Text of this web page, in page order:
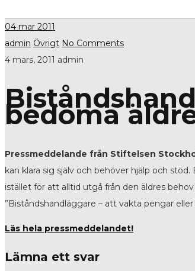
04 mar 2011
admin Övrigt No Comments
4 mars, 2011 admin
bedöma
Pressmeddelande från Stiftelsen
kan klara sig själv och behöver hjälp och
istället för att alltid utgå från den äldres
”Biståndshandläggare – att vakta pengar
Läs hela pressmeddelandet!
Lämna ett svar